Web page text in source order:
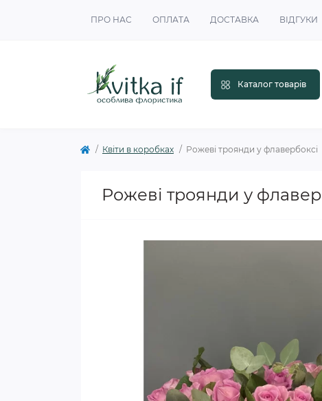
ПРО НАС ОПЛАТА ДОСТАВКА ВІДГУКИ
Каталог товарів
Квіти в коробках Рожеві троянди у флавербоксі
Рожеві троянди у